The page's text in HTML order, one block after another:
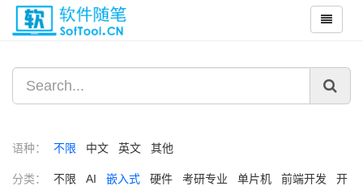
语种： 不限 中文 英文 其他
分类： 不限 AI 嵌入式 硬件 考研专业 单片机 前端开发
开